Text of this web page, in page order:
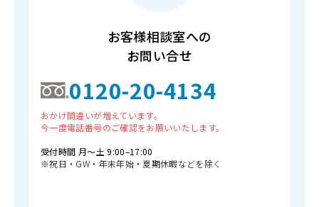
お客様相談室への
お問い合せ
0120-20-4134
おかけ間違いが増えています。
今一度電話番号のご確認をお願いいたします。
受付時間 月〜土 9:00–17:00
※祝日・GW・年末年始・夏期休暇などを除く